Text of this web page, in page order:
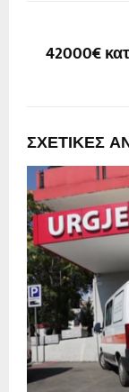
42000€
ΣΧΕΤΙΚΈΣ